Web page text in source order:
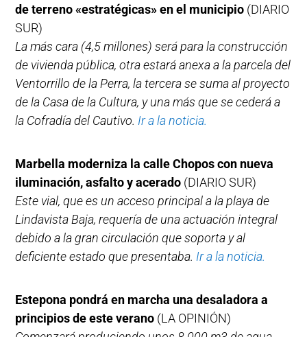
de terreno «estratégicas» en el municipio (DIARIO
SUR)
La más cara (4,5 millones) será para la construcción
de vivienda pública, otra estará anexa a la parcela del
Ventorrillo de la Perra, la tercera se suma al proyecto
de la Casa de la Cultura, y una más que se cederá a
la Cofradía del Cautivo. Ir a la noticia.
Marbella moderniza la calle Chopos con nueva
iluminación, asfalto y acerado (DIARIO SUR)
Este vial, que es un acceso principal a la playa de
Lindavista Baja, requería de una actuación integral
debido a la gran circulación que soporta y al
deficiente estado que presentaba. Ir a la noticia.
Estepona pondrá en marcha una desaladora a
principios de este verano (LA OPINIÓN)